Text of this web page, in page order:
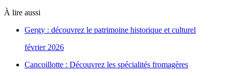
À lire aussi
Gergy : découvrez le patrimoine historique et culturel
février 2026
Cancoillotte : Découvrez les spécialités fromagères